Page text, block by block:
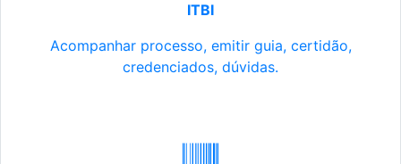
ITBI
Acompanhar processo, emitir guia, certidão,
credenciados, dúvidas.